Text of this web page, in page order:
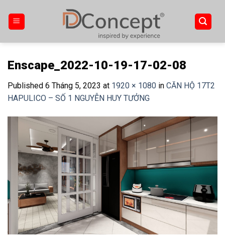
content
Enscape_2022-10-19-17-02-08
Published 6 Tháng 5, 2023 at 1920 × 1080 in CĂN HỘ 17T2
HAPULICO – SỐ 1 NGUYỄN HUY TƯỞNG